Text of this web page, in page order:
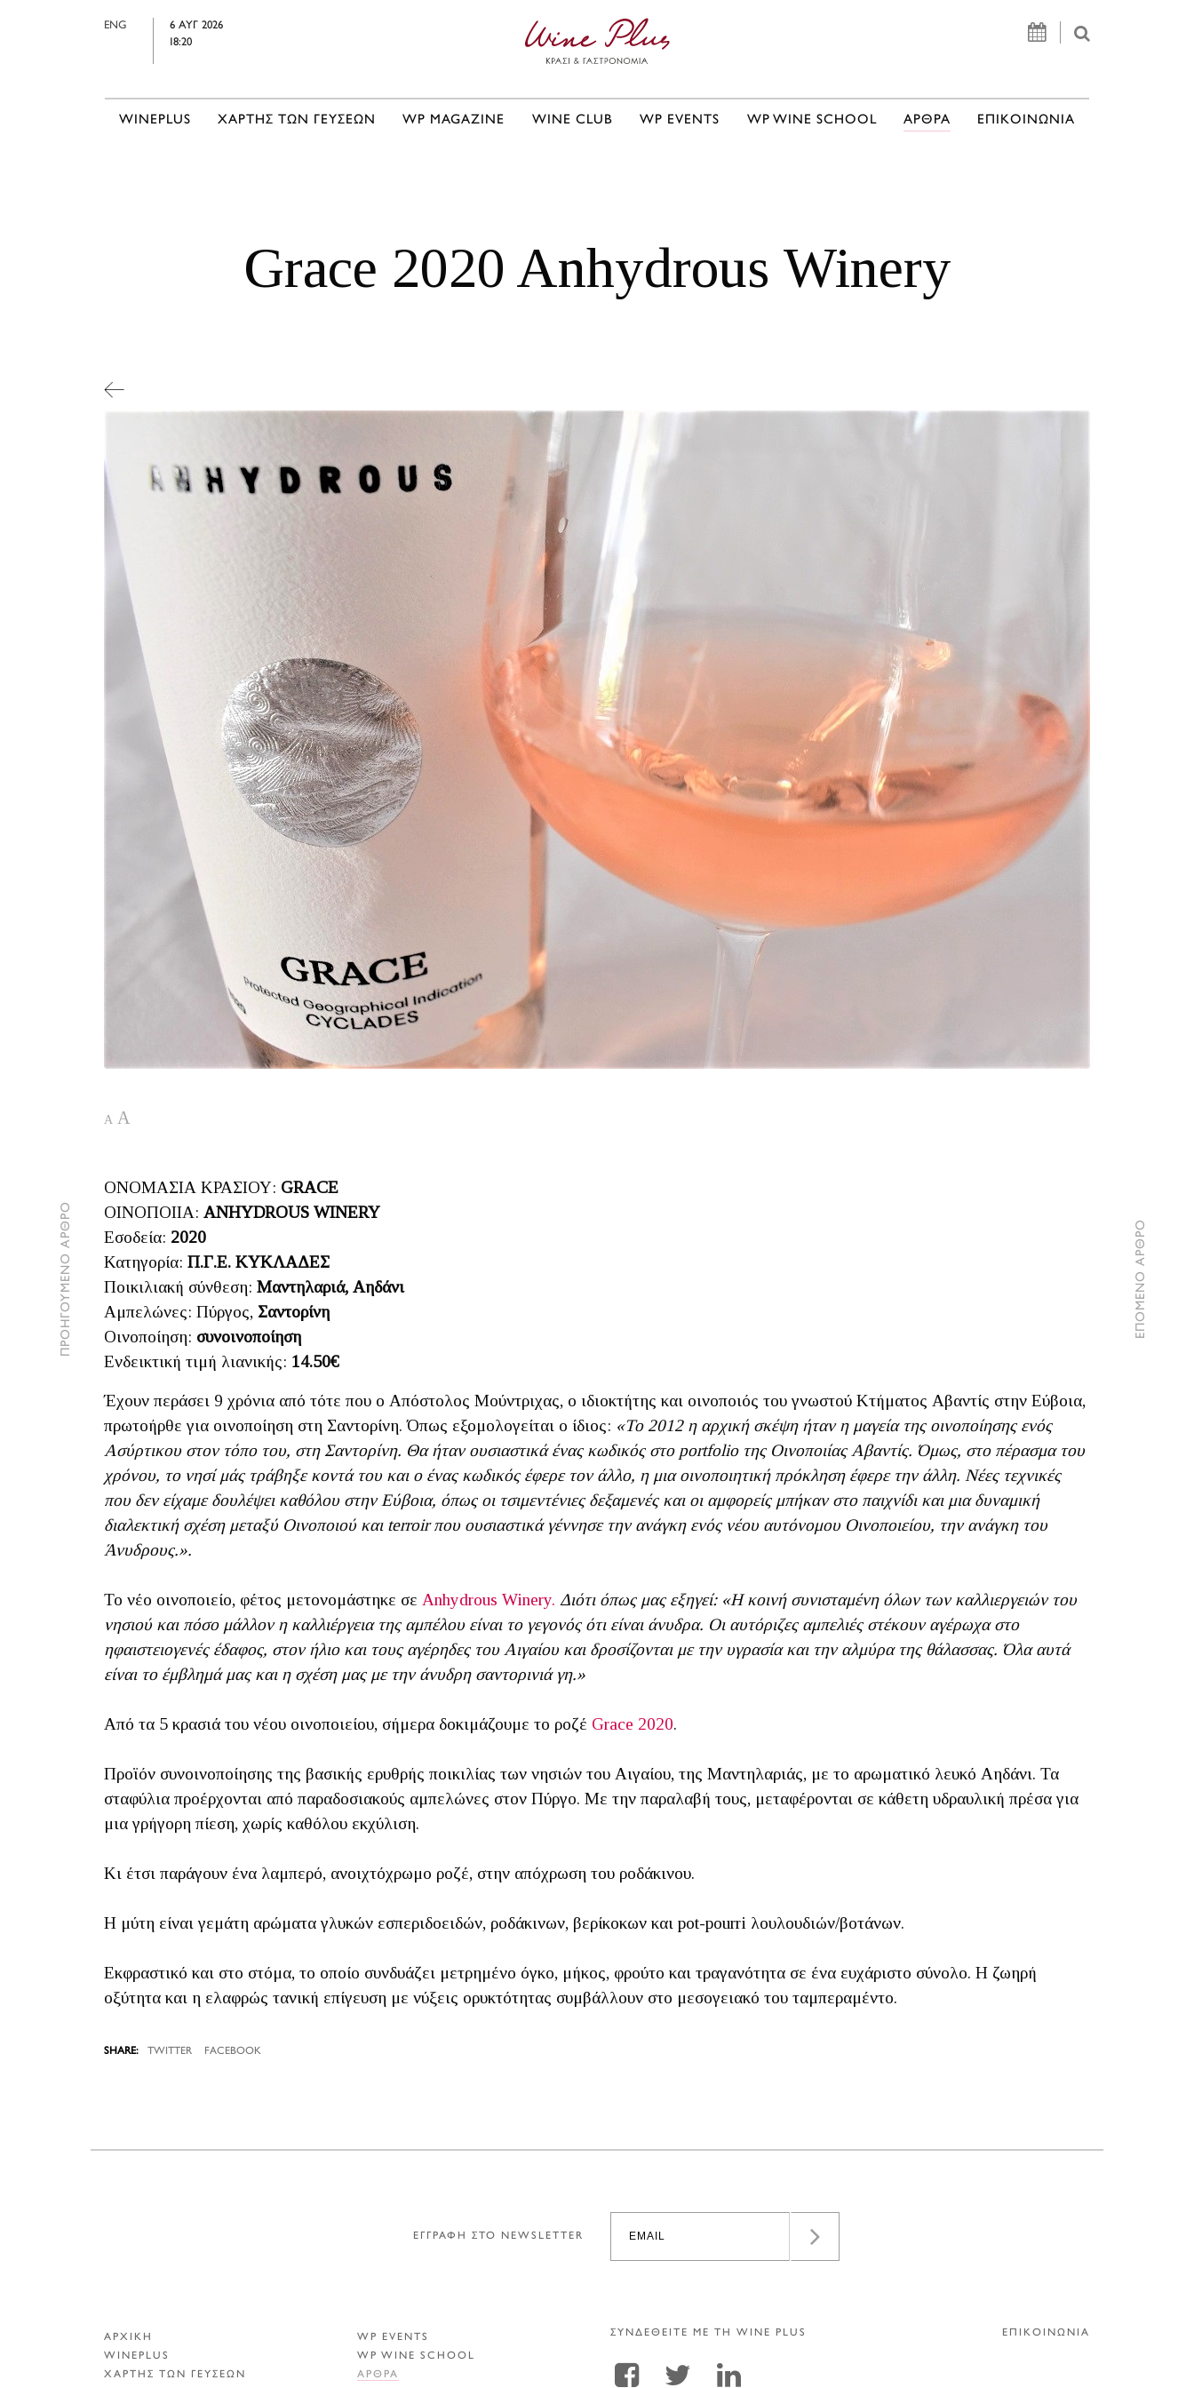
ENG
6 ΑΥΓ 2026
18:20
WINEPLUS ΧΑΡΤΗΣ ΤΩΝ ΓΕΥΣΕΩΝ WP MAGAZINE WINE CLUB WP EVENTS WP WINE SCHOOL ΑΡΘΡΑ ΕΠΙΚΟΙΝΩΝΙΑ
ΠΡΟΗΓΟΥΜΕΝΟ ΑΡΘΡΟ ΕΠΟΜΕΝΟ ΑΡΘΡΟ
Grace 2020 Anhydrous Winery
A A
ΟΝΟΜΑΣΙΑ ΚΡΑΣΙΟΥ: GRACE
ΟΙΝΟΠΟΙΙΑ: ANHYDROUS WINERY
Εσοδεία: 2020
Κατηγορία: Π.Γ.Ε. ΚΥΚΛΑΔΕΣ
Ποικιλιακή σύνθεση: Μαντηλαριά, Αηδάνι
Αμπελώνες: Πύργος, Σαντορίνη
Οινοποίηση: συνοινοποίηση
Ενδεικτική τιμή λιανικής: 14.50€
Έχουν περάσει 9 χρόνια από τότε που o Απόστολος Μούντριχας, ο ιδιοκτήτης και οινοποιός του γνωστού Κτήματος Αβαντίς στην Εύβοια,
πρωτοήρθε για οινοποίηση στη Σαντορίνη. Όπως εξομολογείται ο ίδιος: «Το 2012 η αρχική σκέψη ήταν η μαγεία της οινοποίησης ενός
Ασύρτικου στον τόπο του, στη Σαντορίνη. Θα ήταν ουσιαστικά ένας κωδικός στο portfolio της Οινοποιίας Αβαντίς. Όμως, στο πέρασμα του
χρόνου, το νησί μάς τράβηξε κοντά του και ο ένας κωδικός έφερε τον άλλο, η μια οινοποιητική πρόκληση έφερε την άλλη. Νέες τεχνικές
που δεν είχαμε δουλέψει καθόλου στην Εύβοια, όπως οι τσιμεντένιες δεξαμενές και οι αμφορείς μπήκαν στο παιχνίδι και μια δυναμική
διαλεκτική σχέση μεταξύ Οινοποιού και terroir που ουσιαστικά γέννησε την ανάγκη ενός νέου αυτόνομου Οινοποιείου, την ανάγκη του
Άνυδρους.».
Το νέο οινοποιείο, φέτος μετονομάστηκε σε Anhydrous Winery. Διότι όπως μας εξηγεί: «Η κοινή συνισταμένη όλων των καλλιεργειών του
νησιού και πόσο μάλλον η καλλιέργεια της αμπέλου είναι το γεγονός ότι είναι άνυδρα. Οι αυτόριζες αμπελιές στέκουν αγέρωχα στο
ηφαιστειογενές έδαφος, στον ήλιο και τους αγέρηδες του Αιγαίου και δροσίζονται με την υγρασία και την αλμύρα της θάλασσας. Όλα αυτά
είναι το έμβλημά μας και η σχέση μας με την άνυδρη σαντορινιά γη.»
Από τα 5 κρασιά του νέου οινοποιείου, σήμερα δοκιμάζουμε το ροζέ Grace 2020.
Προϊόν συνοινοποίησης της βασικής ερυθρής ποικιλίας των νησιών του Αιγαίου, της Μαντηλαριάς, με το αρωματικό λευκό Αηδάνι. Τα
σταφύλια προέρχονται από παραδοσιακούς αμπελώνες στον Πύργο. Με την παραλαβή τους, μεταφέρονται σε κάθετη υδραυλική πρέσα για
μια γρήγορη πίεση, χωρίς καθόλου εκχύλιση.
Κι έτσι παράγουν ένα λαμπερό, ανοιχτόχρωμο ροζέ, στην απόχρωση του ροδάκινου.
Η μύτη είναι γεμάτη αρώματα γλυκών εσπεριδοειδών, ροδάκινων, βερίκοκων και pot-pourri λουλουδιών/βοτάνων.
Εκφραστικό και στο στόμα, το οποίο συνδυάζει μετρημένο όγκο, μήκος, φρούτο και τραγανότητα σε ένα ευχάριστο σύνολο. Η ζωηρή
οξύτητα και η ελαφρώς τανική επίγευση με νύξεις ορυκτότητας συμβάλλουν στο μεσογειακό του ταμπεραμέντο.
TWITTER FACEBOOK
ΕΓΓΡΑΦΗ ΣΤΟ NEWSLETTER
ΑΡΧΙΚΗ
WINEPLUS
ΧΑΡΤΗΣ ΤΩΝ ΓΕΥΣΕΩΝ
WP EVENTS
WP WINE SCHOOL
ΑΡΘΡΑ
ΣΥΝΔΕΘΕΙΤΕ ΜΕ ΤΗ WINE PLUS ΕΠΙΚΟΙΝΩΝΙΑ